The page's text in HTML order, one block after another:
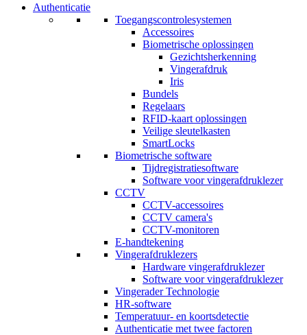
Authenticatie
Toegangscontrolesystemen
Accessoires
Biometrische oplossingen
Gezichtsherkenning
Vingerafdruk
Iris
Bundels
Regelaars
RFID-kaart oplossingen
Veilige sleutelkasten
SmartLocks
Biometrische software
Tijdregistratiesoftware
Software voor vingerafdruklezer
CCTV
CCTV-accessoires
CCTV camera's
CCTV-monitoren
E-handtekening
Vingerafdruklezers
Hardware vingerafdruklezer
Software voor vingerafdruklezer
Vingerader Technologie
HR-software
Temperatuur- en koortsdetectie
Authenticatie met twee factoren